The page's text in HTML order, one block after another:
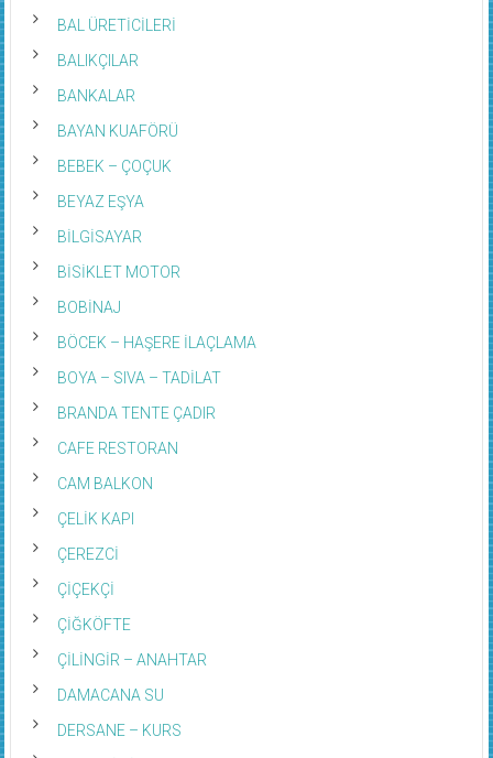
BAL ÜRETİCİLERİ
BALIKÇILAR
BANKALAR
BAYAN KUAFÖRÜ
BEBEK – ÇOÇUK
BEYAZ EŞYA
BİLGİSAYAR
BİSİKLET MOTOR
BOBİNAJ
BÖCEK – HAŞERE İLAÇLAMA
BOYA – SIVA – TADİLAT
BRANDA TENTE ÇADIR
CAFE RESTORAN
CAM BALKON
ÇELİK KAPI
ÇEREZCİ
ÇİÇEKÇİ
ÇİĞKÖFTE
ÇİLİNGİR – ANAHTAR
DAMACANA SU
DERSANE – KURS